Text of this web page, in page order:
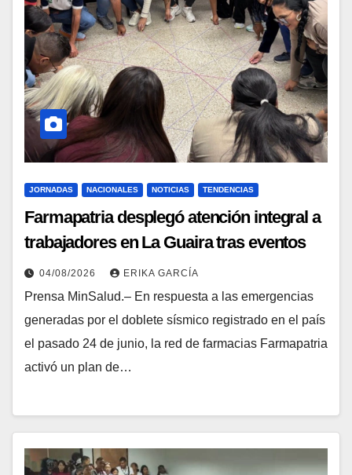
JORNADAS NACIONALES NOTICIAS TENDENCIAS
Farmapatria desplegó atención integral a
trabajadores en La Guaira tras eventos
sísmicos
04/08/2026 ERIKA GARCÍA
Prensa MinSalud.– En respuesta a las emergencias
generadas por el doblete sísmico registrado en el país
el pasado 24 de junio, la red de farmacias Farmapatria
activó un plan de…